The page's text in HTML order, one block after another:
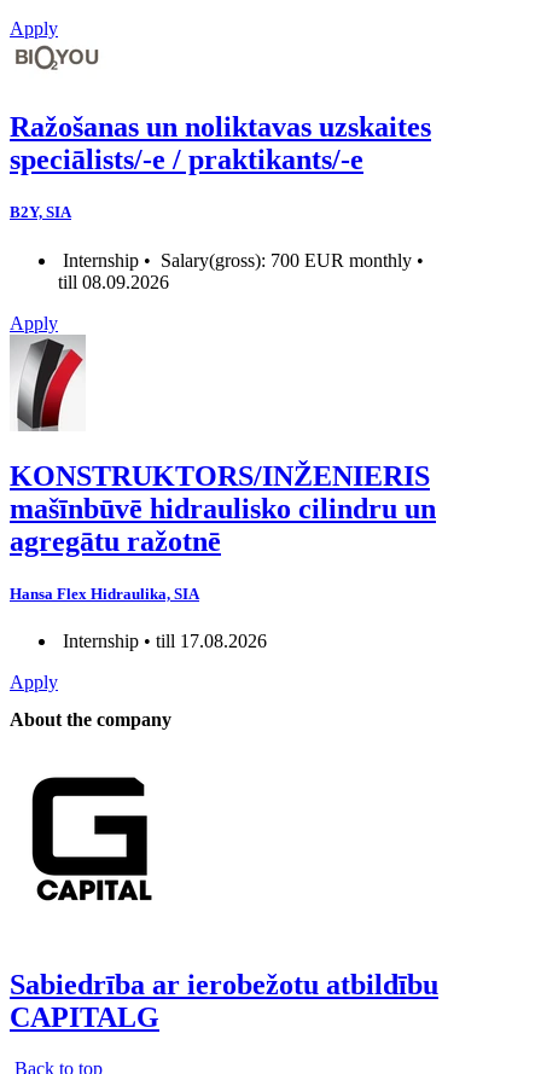
Apply
Ražošanas un noliktavas uzskaites
speciālists/-e / praktikants/-e
B2Y, SIA
Internship • Salary(gross): 700 EUR monthly •
till 08.09.2026
Apply
KONSTRUKTORS/INŽENIERIS
mašīnbūvē hidraulisko cilindru un
agregātu ražotnē
Hansa Flex Hidraulika, SIA
Internship • till 17.08.2026
Apply
About the company
Sabiedrība ar ierobežotu atbildību
CAPITALG
Back to top